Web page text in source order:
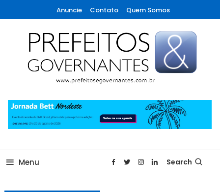
To
Content
Anuncie Contato Quem Somos
Prefeitos & Governantes
Menu Search